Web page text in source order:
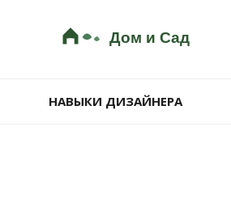
НАВЫКИ ДИЗАЙНЕРА